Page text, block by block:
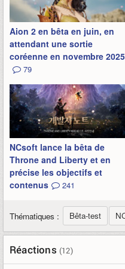
Aion 2 en bêta en juin, en
attendant une sortie
coréenne en novembre 2025
79
NCsoft lance la bêta de
Throne and Liberty et en
précise les objectifs et
contenus
241
Thématiques : Bêta-test
Réactions (12)